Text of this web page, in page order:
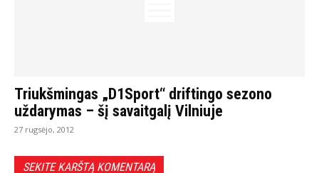
Triukšmingas „D1Sport“ driftingo sezono
uždarymas – šį savaitgalį Vilniuje
27 rugsėjo, 2012
SEKITE KARŠTĄ KOMENTARĄ